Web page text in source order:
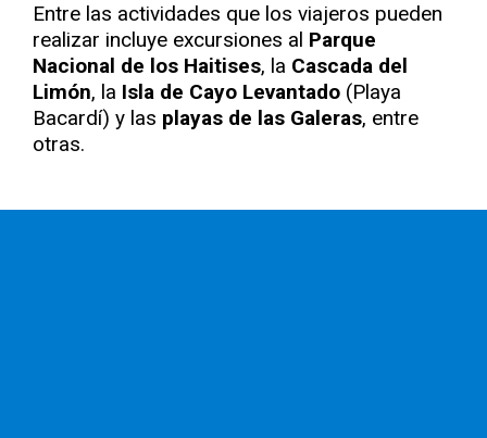
Entre las actividades que los viajeros pueden
realizar incluye excursiones al Parque
Nacional de los Haitises, la Cascada del
Limón, la Isla de Cayo Levantado (Playa
Bacardí) y las playas de las Galeras, entre
otras.